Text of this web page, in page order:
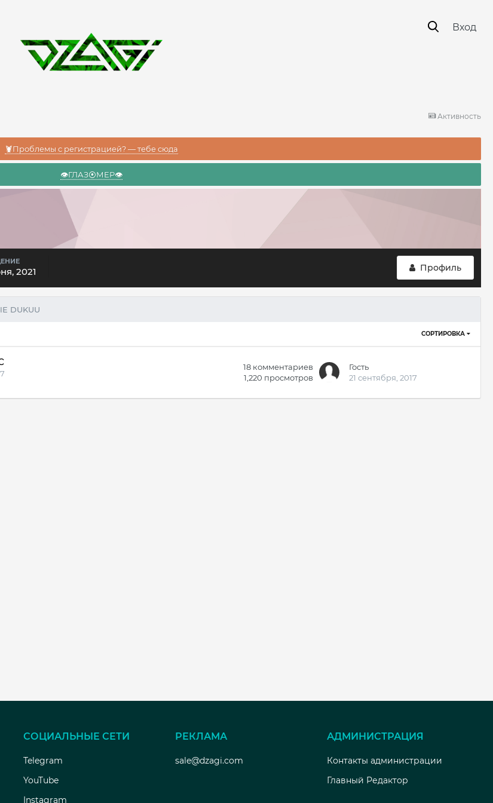
Вход
Активность
🦞Проблемы с регистрацией? — тебе сюда
👁️ГЛАЗ⦿МЕР👁️
Профиль
2021
DUKUU
СОРТИРОВКА
18 комментариев
1,220 просмотров
Гость
21 сентября, 2017
СОЦИАЛЬНЫЕ СЕТИ
Telegram
YouTube
Instagram
РЕКЛАМА
sale@dzagi.com
АДМИНИСТРАЦИЯ
Контакты администрации
Главный Редактор